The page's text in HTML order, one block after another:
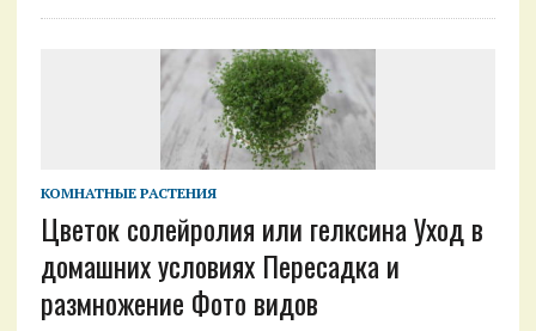
КОМНАТНЫЕ РАСТЕНИЯ
Цветок солейролия или гелксина Уход в
домашних условиях Пересадка и
размножение Фото видов